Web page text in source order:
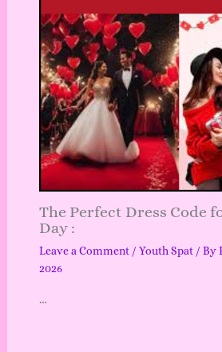
The Perfect Dress Code
Day :
Leave a Comment / Youth Spat/ By
2026
…